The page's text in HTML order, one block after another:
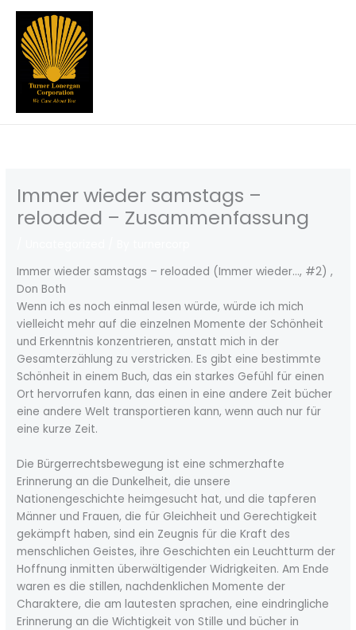
Skip
content
Immer wieder samstags –
reloaded – Zusammenfassung
Immer wieder samstags – reloaded (Immer wieder…, #2) ,
Don Both
Wenn ich es noch einmal lesen würde, würde ich mich
vielleicht mehr auf die einzelnen Momente der Schönheit
und Erkenntnis konzentrieren, anstatt mich in der
Gesamterzählung zu verstricken. Es gibt eine bestimmte
Schönheit in einem Buch, das ein starkes Gefühl für einen
Ort hervorrufen kann, das einen in eine andere Zeit bücher
eine andere Welt transportieren kann, wenn auch nur für
eine kurze Zeit.
Die Bürgerrechtsbewegung ist eine schmerzhafte
Erinnerung an die Dunkelheit, die unsere
Nationengeschichte heimgesucht hat, und die tapferen
Männer und Frauen, die für Gleichheit und Gerechtigkeit
gekämpft haben, sind ein Zeugnis für die Kraft des
menschlichen Geistes, ihre Geschichten ein Leuchtturm der
Hoffnung inmitten überwältigender Widrigkeiten. Am Ende
waren es die stillen, nachdenklichen Momente der
Charaktere, die am lautesten sprachen, eine eindringliche
Erinnerung an die Wichtigkeit von Stille und bücher in